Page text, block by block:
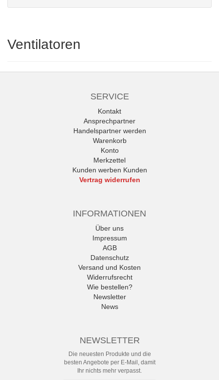
Ventilatoren
SERVICE
Kontakt
Ansprechpartner
Handelspartner werden
Warenkorb
Konto
Merkzettel
Kunden werben Kunden
Vertrag widerrufen
INFORMATIONEN
Über uns
Impressum
AGB
Datenschutz
Versand und Kosten
Widerrufsrecht
Wie bestellen?
Newsletter
News
NEWSLETTER
Die neuesten Produkte und die
besten Angebote per E-Mail, damit
Ihr nichts mehr verpasst.